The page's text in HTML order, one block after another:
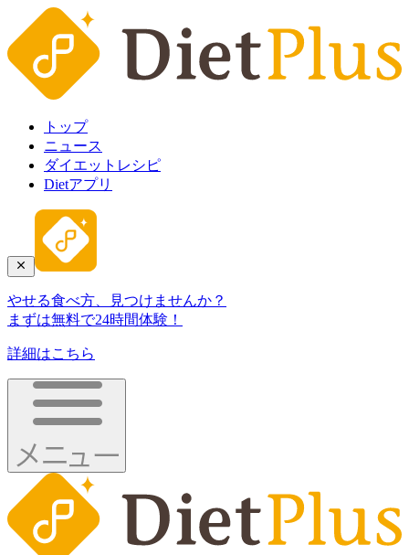
トップ
ニュース
ダイエットレシピ
Dietアプリ
やせる食べ方、見つけませんか？
まずは無料で24時間体験！
詳細はこちら